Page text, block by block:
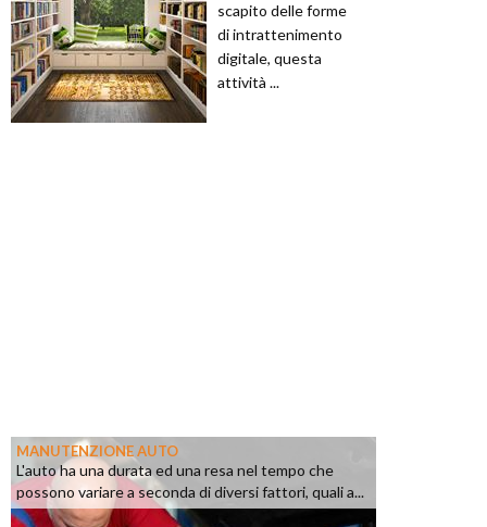
scapito delle forme
di intrattenimento
digitale, questa
attività ...
MANUTENZIONE AUTO
L'auto ha una durata ed una resa nel tempo che
possono variare a seconda di diversi fattori, quali a...